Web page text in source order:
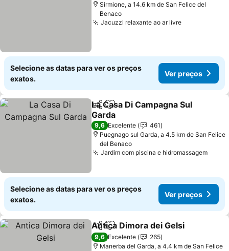
Sirmione, a 14.6 km de San Felice del
Benaco
Jacuzzi relaxante ao ar livre
Selecione as datas para ver os preços
exatos.
Ver preços
PartilharAdicionar aos favoritos
La Casa Di Campagna Sul
Garda
9,6 Excelente
461
Puegnago sul Garda, a 4.5 km de San Felice
del Benaco
Jardim com piscina e hidromassagem
Selecione as datas para ver os preços
exatos.
Ver preços
PartilharAdicionar aos favoritos
Antica Dimora dei Gelsi
9,6 Excelente
265
Manerba del Garda, a 4.4 km de San Felice